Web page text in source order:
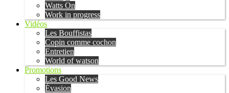
Watts On
Work in progress
Vidéos
Les Bouffistas
Copin comme cochon
Entretien
World of watson
Promotions
Les Good News
Évasion